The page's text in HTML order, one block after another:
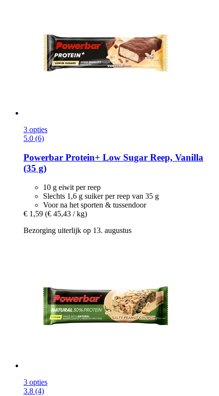
3 opties
5.0 (6)
Powerbar Protein+ Low Sugar Reep, Vanilla
(35 g)
10 g eiwit per reep
Slechts 1,6 g suiker per reep van 35 g
Voor na het sporten & tussendoor
€ 1,59 (€ 45,43 / kg)
Bezorging uiterlijk op 13. augustus
3 opties
3.8 (4)